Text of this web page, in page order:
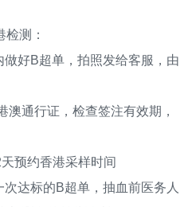
测：
好B超单，拍照发给客服，由
通行证，检查签注有效期，
预约香港采样时间
达标的B超单，抽血前医务人